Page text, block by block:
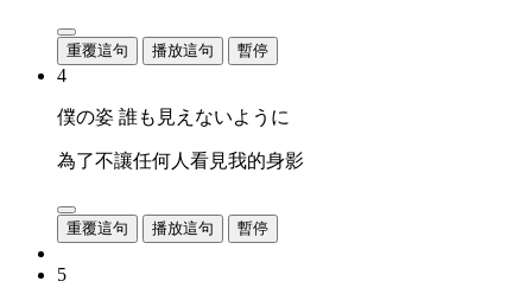
重覆這句 播放這句 暫停
4
僕の姿 誰も見えないように
為了不讓任何人看見我的身影
重覆這句 播放這句 暫停
5